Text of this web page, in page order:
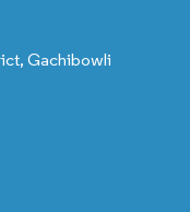
Gachibowli